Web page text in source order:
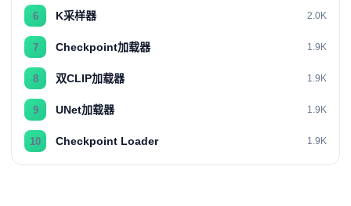
6 K采样器 2.0K
7 Checkpoint加载器 1.9K
8 双CLIP加载器 1.9K
9 UNet加载器 1.9K
10 Checkpoint Loader 1.9K